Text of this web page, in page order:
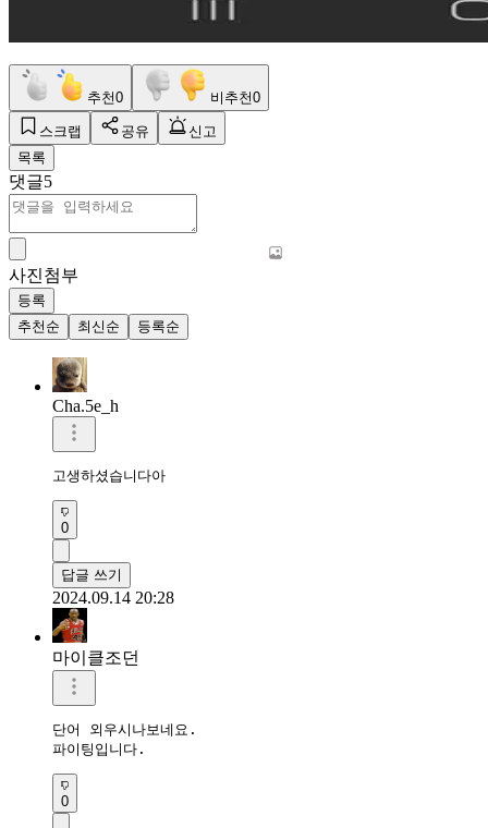
추천0 비추천0
스크랩 공유
신고
목록
댓글5
사진첨부
등록
추천순
최신순 등록순
Cha.5e_h
고생하셨습니다아
0
답글 쓰기
2024.09.14 20:28
마이클조던
단어 외우시나보네요.
파이팅입니다.
0